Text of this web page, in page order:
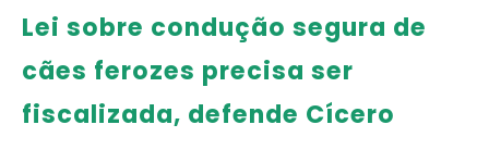
Lei sobre condução segura de
cães ferozes precisa ser
fiscalizada, defende Cícero